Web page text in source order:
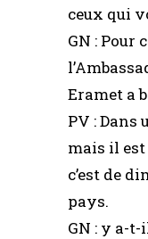
ceux qui
GN : Pour
Eramet a
PV : Dans
mais il est
c’est de
pays.
GN : y a-